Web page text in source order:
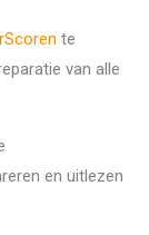
te
van alle
en uitlezen